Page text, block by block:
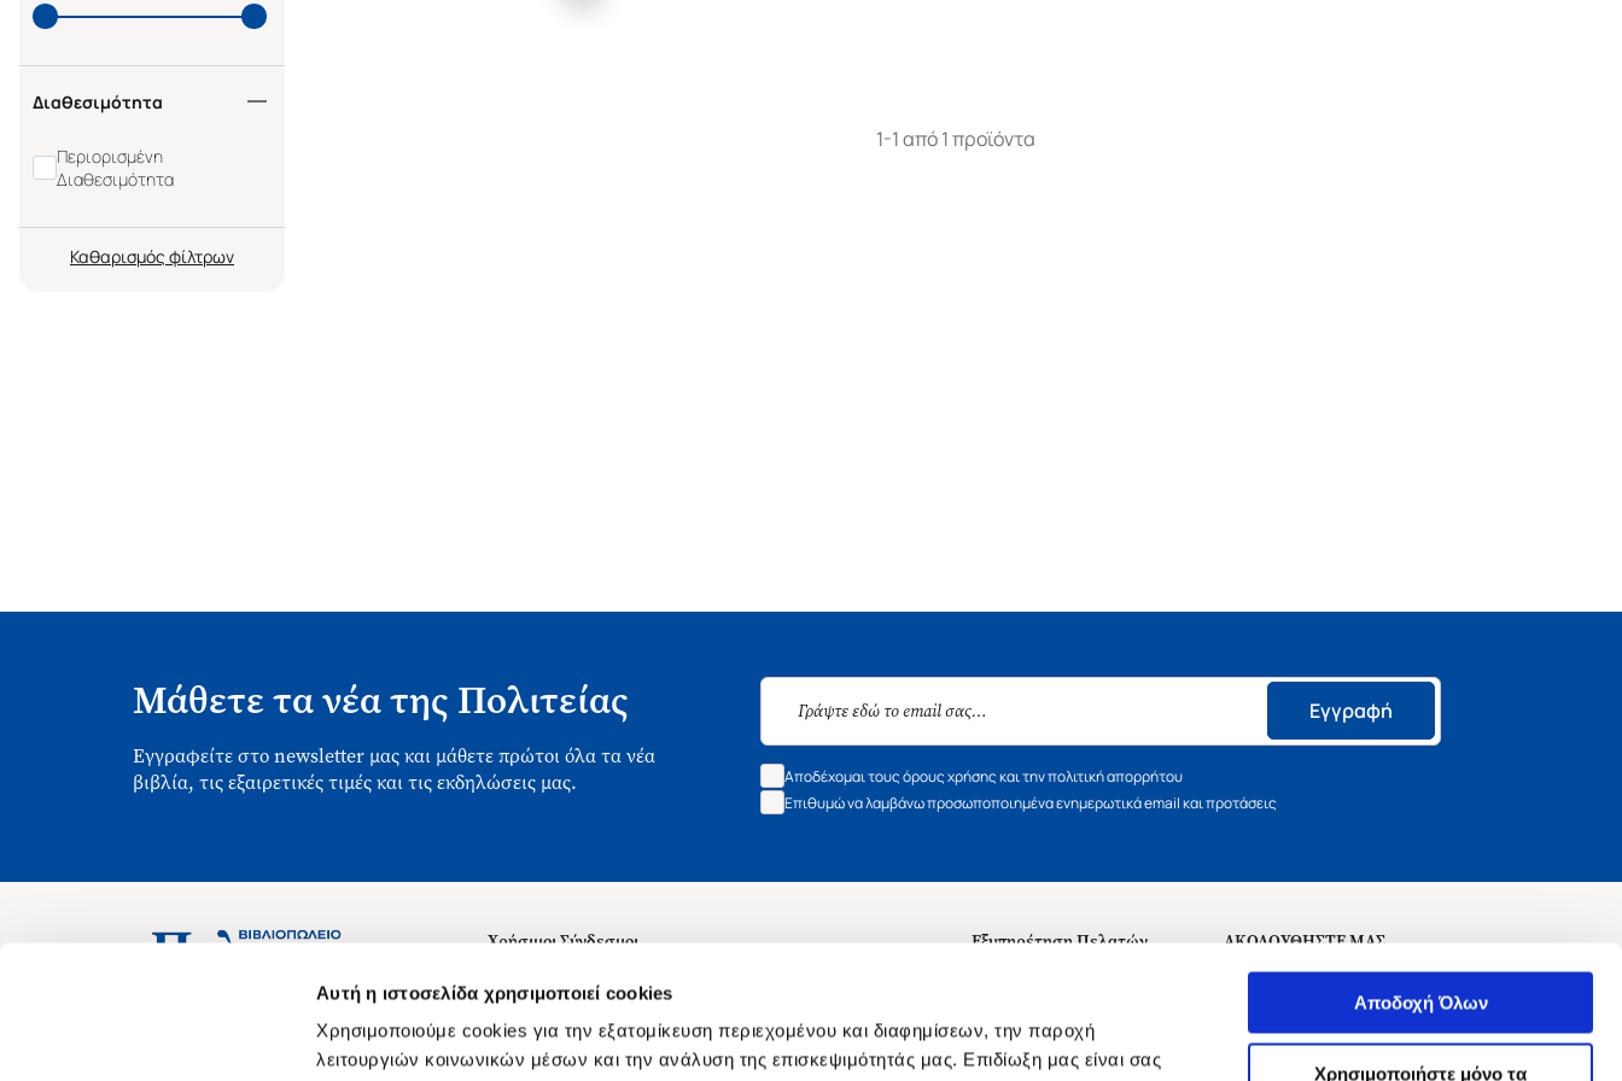
Αυτή η ιστοσελίδα χρησιμοποιεί cookies
Χρησιμοποιούμε cookies για την εξατομίκευση περιεχομένου και διαφημίσεων, την παροχή
λειτουργιών κοινωνικών μέσων και την ανάλυση της επισκεψιμότητάς μας. Επιδίωξη μας είναι σας
Αποδοχή Όλων
Χρησιμοποιήστε μόνο τα
Διαθεσιμότητα
Περιορισμένη
Διαθεσιμότητα
Καθαρισμός
1-1 από 1 προϊόντα
Μάθετε τα νέα της Πολιτείας
Εγγραφείτε στο newsletter μας και μάθετε πρώτοι όλα τα νέα
βιβλία, τις εξαιρετικές τιμές και τις εκδηλώσεις μας.
Εγγραφή
Αποδέχομαι τους όρους χρήσης και την πολιτική απορρήτου
Επιθυμώ να λαμβάνω προσωποποιημένα ενημερωτικά email και προτάσεις
Ασκληπιού 1-3, Αθήνα 106 79
Χρήσιμοι Σύνδεσμοι
Σχετικά με εμάς
Θέσεις Εργασίας
Οδηγίες για τις "Λίστες Επιθυμητών" και τη Βιβλιοθήκη
Εξυπηρέτηση Πελατών
B2B
ΑΚΟΛΟΥΘΗΣΤΕ ΜΑΣ